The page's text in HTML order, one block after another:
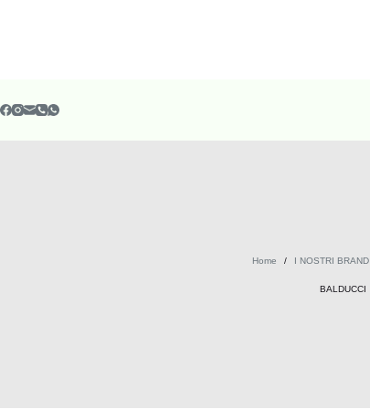
Home / I NOSTRI BRAND
BALDUCCI